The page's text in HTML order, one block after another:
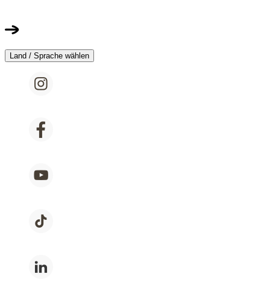
Land / Sprache wählen